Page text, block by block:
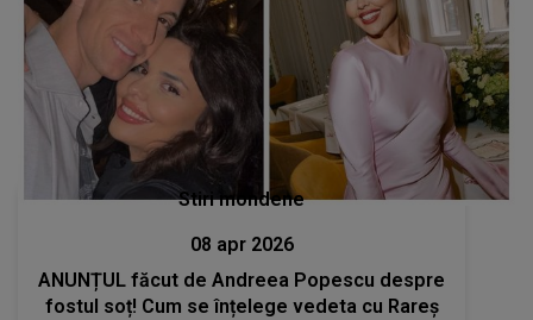
Stiri mondene
08 apr 2026
ANUNȚUL făcut de Andreea Popescu despre
fostul soț! Cum se înțelege vedeta cu Rareș